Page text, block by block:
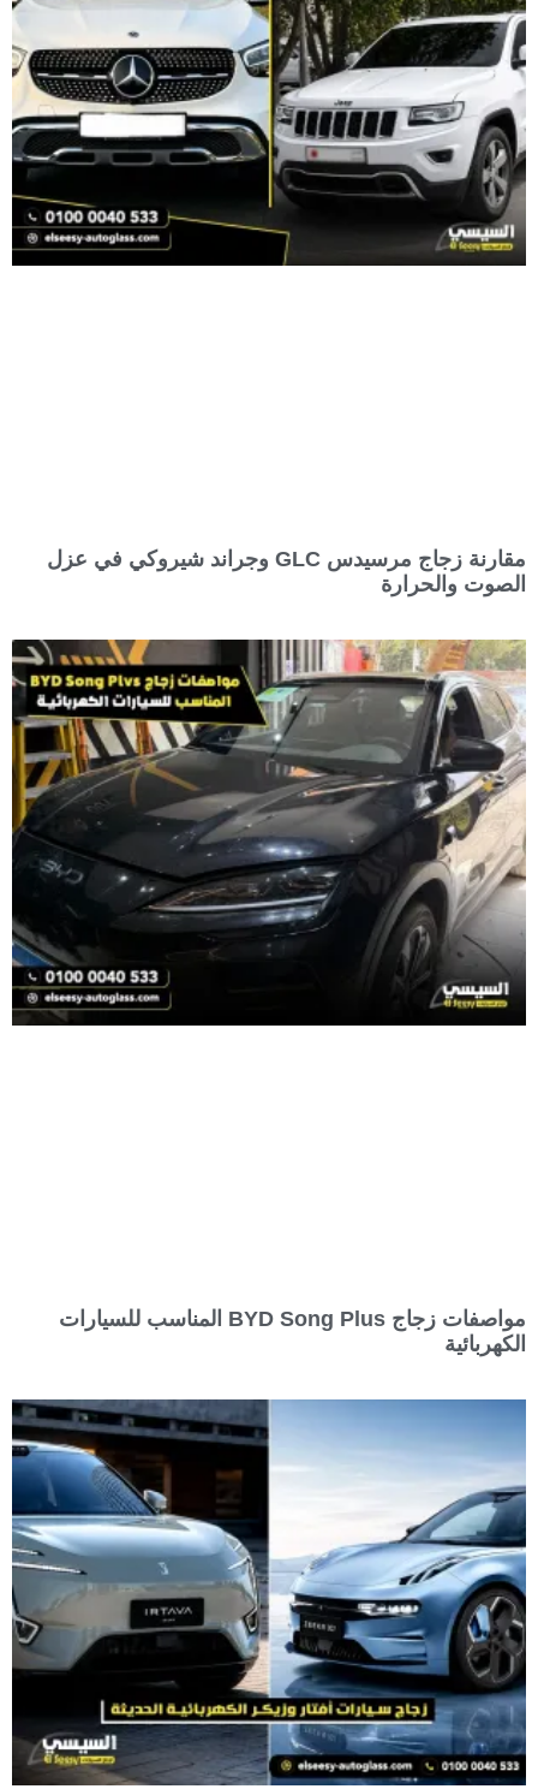
مقارنة زجاج مرسيدس GLC وجراند شيروكي في عزل
الصوت والحرارة
مواصفات زجاج BYD Song Plus المناسب للسيارات
الكهربائية